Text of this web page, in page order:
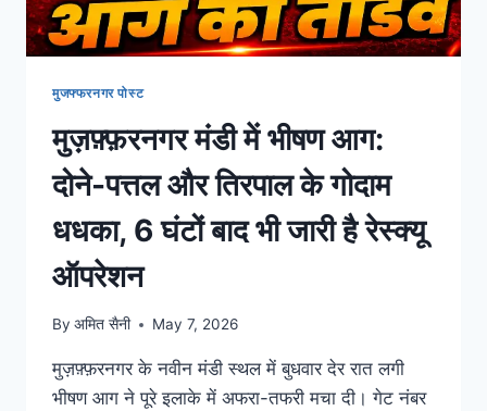
मुजफ्फरनगर पोस्ट
मुज़फ़्फ़रनगर मंडी में भीषण आग:
दोने-पत्तल और तिरपाल के गोदाम
धधका, 6 घंटों बाद भी जारी है रेस्क्यू
ऑपरेशन
By अमित सैनी May 7, 2026
मुज़फ़्फ़रनगर के नवीन मंडी स्थल में बुधवार देर रात लगी
भीषण आग ने पूरे इलाके में अफरा-तफरी मचा दी। गेट नंबर